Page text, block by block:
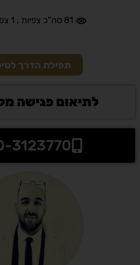
, 1 צפיות היום
תפילת הדרך
לתיאום פגישה
3123770